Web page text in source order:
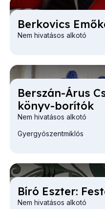
Ber­ko­vics
Nem hivatásos alkotó
Ber­szán-Árus
könyv-bo­rí­tók
Nem hivatásos alkotó
Gyergyószentmiklós
Bí­ró Esz­ter:
Nem hivatásos alkotó